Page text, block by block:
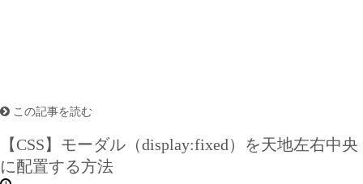
この記事を読む
【CSS】モーダル（display:fixed）を天地左右中央
に配置する方法